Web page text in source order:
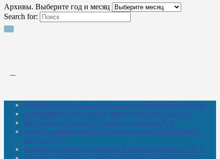
Архивы. Выберите год и месяц
Search for:
Межпоселенческая центральная районная библиотека
Амзибашевская сельская библиотека-филиал № 1
Бабаевская сельская библиотека-филиал № 2
Большекачаковская сельская модельная библиотека-
филиал № 7
Большекуразовская сельская библиотека-филиал № 3